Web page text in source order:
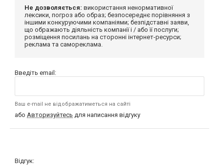
Не дозволяється: використання ненормативної
лексики, погроз або образ; безпосереднє порівняння з
іншими конкуруючими компаніями; безпідставні заяви,
що ображають діяльність компанії і / або її послуги;
розміщення посилань на сторонні інтернет-ресурси;
реклама та самореклама.
Введіть email:
Ваш e-mail не відображатиметься на сайті
або Авторизуйтесь для написання відгуку
Відгук: